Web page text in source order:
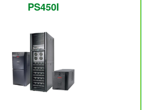
PS450I